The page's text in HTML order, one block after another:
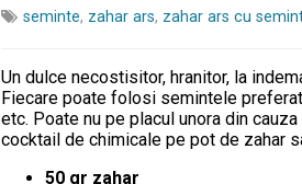
seminte, zahar ars, zahar ars cu
Un dulce necostisitor, hranitor, la
Fiecare poate folosi semintele
etc. Poate nu pe placul unora din
cocktail de chimicale pe pot de zahar
50 gr zahar